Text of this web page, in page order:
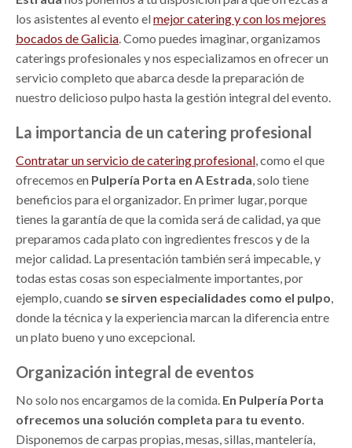
los asistentes al evento elmejor catering y con los mejores
bocados de Galicia. Como puedes imaginar, organizamos
caterings profesionales y nos especializamos en ofrecer un
servicio completo que abarca desde la preparación de
nuestro delicioso pulpo hasta la gestión integral del evento.
La importancia de un catering profesional
Contratar un servicio de catering profesional, como el que
ofrecemos en Pulpería Porta en A Estrada, solo tiene
beneficios para el organizador. En primer lugar, porque
tienes la garantía de que la comida será de calidad, ya que
preparamos cada plato con ingredientes frescos y de la
mejor calidad. La presentación también será impecable, y
todas estas cosas son especialmente importantes, por
ejemplo, cuando se sirven especialidades como el pulpo,
donde la técnica y la experiencia marcan la diferencia entre
un plato bueno y uno excepcional.
Organización integral de eventos
No solo nos encargamos de la comida. En Pulpería Porta
ofrecemos una solución completa para tu evento.
Disponemos de carpas propias, mesas, sillas, mantelería,